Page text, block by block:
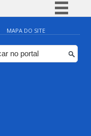
Simplifique!
Comunica BR
Participe
MAPA DO SITE